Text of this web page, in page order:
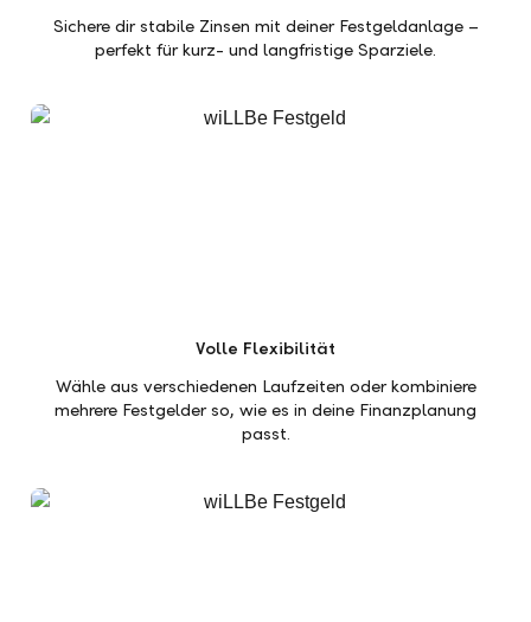
Sichere dir stabile Zinsen mit deiner Festgeldanlage –
perfekt für kurz- und langfristige Sparziele.
Volle Flexibilität
Wähle aus verschiedenen Laufzeiten oder kombiniere
mehrere Festgelder so, wie es in deine Finanzplanung
passt.